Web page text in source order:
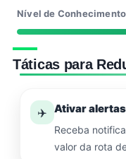
Nível de Conhecimento
Táticas para
✈️ Ativar
Receba
valor da rota